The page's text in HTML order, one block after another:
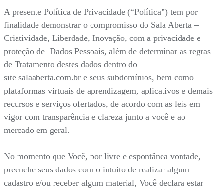
A presente Política de Privacidade (“Política”) tem por
finalidade demonstrar o compromisso do Sala Aberta –
Criatividade, Liberdade, Inovação, com a privacidade e
proteção de Dados Pessoais, além de determinar as regras
de Tratamento destes dados dentro do
site salaaberta.com.br e seus subdomínios, bem como
plataformas virtuais de aprendizagem, aplicativos e demais
recursos e serviços ofertados, de acordo com as leis em
vigor com transparência e clareza junto a você e ao
mercado em geral.
No momento que Você, por livre e espontânea vontade,
preenche seus dados com o intuito de realizar algum
cadastro e/ou receber algum material, Você declara estar